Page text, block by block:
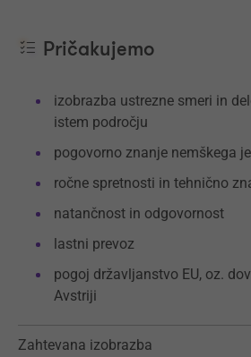
Pričakujemo
izobrazba ustrezne smeri in
istem področju
pogovorno znanje nemškega
ročne spretnosti in tehnično
natančnost in odgovornost
lastni prevoz
pogoj državljanstvo EU, oz.
Avstriji
Zahtevana izobrazba